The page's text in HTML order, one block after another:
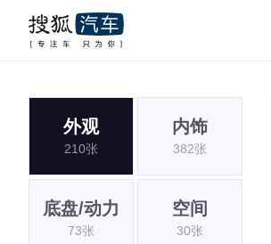
外观
210张
内饰
382张
底盘/动力
73张
空间
30张